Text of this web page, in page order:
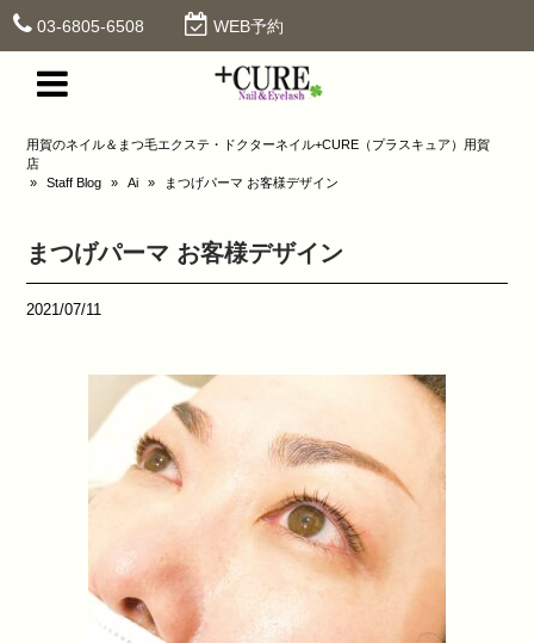
03-6805-6508 WEB予約
用賀のネイル＆まつ毛エクステ・ドクターネイル+CURE（プラスキュア）用賀
店
»
Staff Blog » Ai » まつげパーマ お客様デザイン
まつげパーマ お客様デザイン
2021/07/11